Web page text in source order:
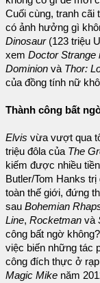
Cuối cùng, tranh cãi
có ảnh hưởng gì
Dinosaur(123 triệu
xem Doctor Strange
Dominion và Thor:
của đồng tính nữ
Thành công bất
Elvis vừa vượt qua
triệu đôla của The
kiếm được nhiều
Butler/Tom Hanks
toàn thế giới, đứng
sau Bohemian
Line, Rocketman và
công bất ngờ
việc biến những tác
công đích thực ở
Magic Mike năm